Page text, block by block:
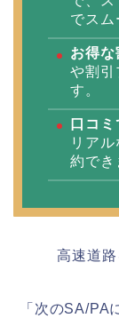
でスム
お得な
や割引
す。
口コ
リア
約でき
高速道
「次のSA/PA